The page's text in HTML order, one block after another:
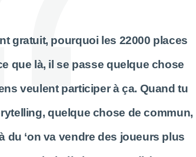
gratuit, pourquoi les 22000 places
que là, il se passe quelque chose
veulent participer à ça. Quand tu
quelque chose de commun,
du ‘on va vendre des joueurs plus